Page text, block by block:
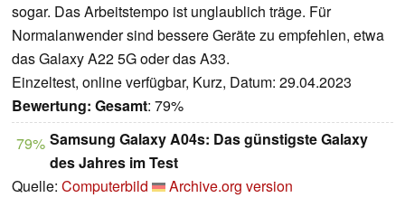
sogar. Das Arbeitstempo ist unglaublich träge. Für
Normalanwender sind bessere Geräte zu empfehlen, etwa
das Galaxy A22 5G oder das A33.
Einzeltest, online verfügbar, Kurz, Datum: 29.04.2023
Bewertung: Gesamt: 79%
79% Samsung Galaxy A04s: Das günstigste Galaxy
des Jahres im Test
Quelle: Computerbild
Archive.org version